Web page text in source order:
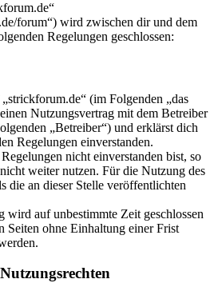
forum“) wird zwischen dir und dem
Regelungen geschlossen:
(im Folgenden „das
Nutzungsvertrag mit dem Betreiber
„Betreiber“) und erklärst dich
Regelungen einverstanden.
nicht einverstanden bist, so
weiter nutzen. Für die Nutzung des
die an dieser Stelle veröffentlichten
wird auf unbestimmte Zeit geschlossen
Seiten ohne Einhaltung einer Frist